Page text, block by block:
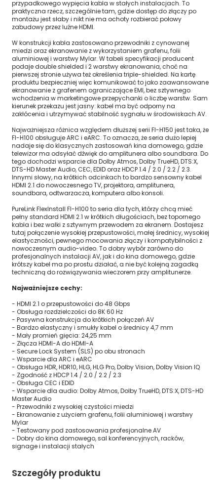
przypadkowego wypięcia kabla w stałych instalacjach. To
praktyczna rzecz, szczególnie tam, gdzie dostęp do złączy po
montażu jest słaby i nikt nie ma ochoty rozbierać połowy
zabudowy przez luźne HDMI.
W konstrukcji kabla zastosowano przewodniki z cynowanej
miedzi oraz ekranowanie z wykorzystaniem grafenu, folii
aluminiowej i warstwy Mylar. W tabeli specyfikacji producent
podaje double shielded i 2 warstwy ekranowania, choć na
pierwszej stronie używa też określenia triple-shielded. Na kartę
produktu bezpieczniej więc komunikować to jako zaawansowane
ekranowanie z grafenem ograniczające EMI, bez sztywnego
wchodzenia w marketingowe przepychanki o liczbę warstw. Sam
kierunek przekazu jest jasny: kabel ma być odporny na
zakłócenia i utrzymywać stabilność sygnału w środowiskach AV.
Najważniejsza różnica względem dłuższej serii FI-H150 jest taka, że
FI-H100 obsługuje ARC i eARC. To oznacza, że seria dużo lepiej
nadaje się do klasycznych zastosowań kina domowego, gdzie
telewizor ma odsyłać dźwięk do amplitunera albo soundbara. Do
tego dochodzi wsparcie dla Dolby Atmos, Dolby TrueHD, DTS:X,
DTS-HD Master Audio, CEC, EDID oraz HDCP 1.4 / 2.0 / 2.2 / 2.3.
Innymi słowy, na krótkich odcinkach to bardzo sensowny kabel
HDMI 2.1 do nowoczesnego TV, projektora, amplitunera,
soundbara, odtwarzacza, komputera albo konsoli.
PureLink FlexInstall FI-H100 to seria dla tych, którzy chcą mieć
pełny standard HDMI 2.1 w krótkich długościach, bez topornego
kabla i bez walki z sztywnym przewodem za ekranem. Dostajesz
tutaj połączenie wysokiej przepustowości, małej średnicy, wysokiej
elastyczności, pewnego mocowania złączy i kompatybilności z
nowoczesnym audio-video. To dobry wybór zarówno do
profesjonalnych instalacji AV, jak i do kina domowego, gdzie
krótszy kabel ma po prostu działać, a nie być kolejną zagadką
techniczną do rozwiązywania wieczorem przy amplitunerze.
Najważniejsze cechy:
- HDMI 2.1 o przepustowości do 48 Gbps
- Obsługa rozdzielczości do 8K 60 Hz
- Pasywna konstrukcja do krótkich połączeń AV
- Bardzo elastyczny i smukły kabel o średnicy 4,7 mm
- Mały promień gięcia: 24,25 mm
- Złącza HDMI-A do HDMI-A
- Secure Lock System (SLS) po obu stronach
- Wsparcie dla ARC i eARC
- Obsługa HDR, HDR10, HLG, HLG Pro, Dolby Vision, Dolby Vision IQ
- Zgodność z HDCP 1.4 / 2.0 / 2.2 / 2.3
- Obsługa CEC i EDID
- Wsparcie dla audio: Dolby Atmos, Dolby TrueHD, DTS:X, DTS-HD
Master Audio
- Przewodniki z wysokiej czystości miedzi
- Ekranowanie z użyciem grafenu, folii aluminiowej i warstwy
Mylar
- Testowany pod zastosowania profesjonalne AV
- Dobry do kina domowego, sal konferencyjnych, racków,
signage i instalacji stałych
Szczegóły produktu